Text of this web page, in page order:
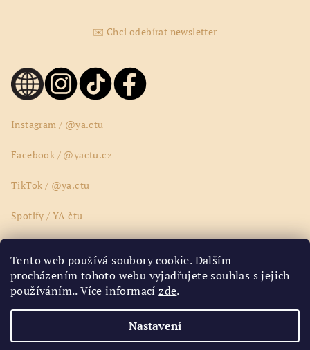
Tento web používá soubory cookie. Dalším
procházením tohoto webu vyjadřujete souhlas s jejich
používáním.. Více informacízde.
Nastavení
✉️ Chci odebírat newsletter
Instagram / @ya.ctu
Facebook / @yactu.cz
TikTok / @ya.ctu
Spotify / YA čtu
Youtube / @yactucz
Google Disk / ya.ctu.ya